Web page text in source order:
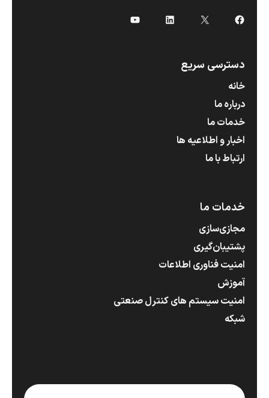
فیس‌بوک
X لینکداینیوتیوب
دسترسی سریع
خانه
درباره ما
خدمات ما
اخبار و اطلاعیه ها
ارتباط با ما
خدمات ما
مجازی‌سازی
پشتیبان‌گیری
امنیت فناوری اطلاعات
آموزش
امنیت سیستم های کنترل صنعتی
شبکه